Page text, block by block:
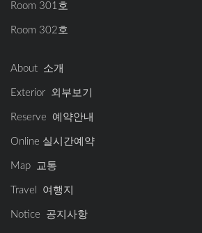
Room 301호
Room 302호
About 소개
Exterior 외부보기
Reserve 예약안내
Online 실시간예약
Map 교통
Travel 여행지
Notice 공지사항